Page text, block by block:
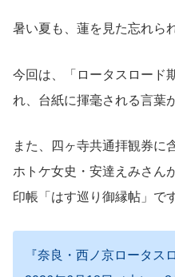
暑い夏も、蓮を見た忘れら
今回は、「ロータスロード
れ、台紙に揮毫される言葉
また、四ヶ寺共通拝観券に
ホトケ女史・安達えみさん
印帳「はす巡り御縁帖」です
『奈良・西ノ京ロータス